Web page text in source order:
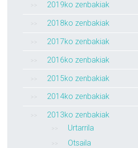
2019ko zenbakiak
2018ko zenbakiak
2017ko zenbakiak
2016ko zenbakiak
2015ko zenbakiak
2014ko zenbakiak
2013ko zenbakiak
Urtarrila
Otsaila